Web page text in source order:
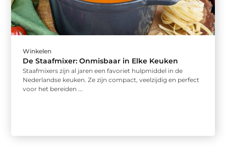
Winkelen
De Staafmixer: Onmisbaar in Elke Keuken
Staafmixers zijn al jaren een favoriet hulpmiddel in de
Nederlandse keuken. Ze zijn compact, veelzijdig en perfect
voor het bereiden ...